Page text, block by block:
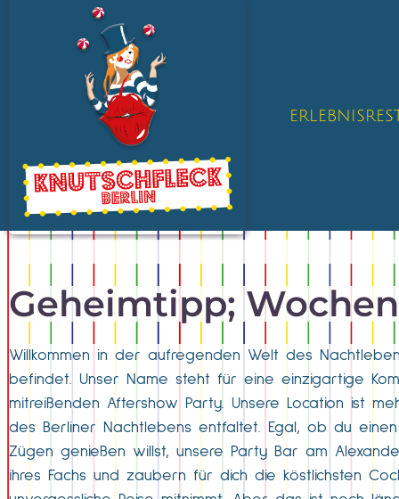
Geheimtipp;
Willkommen in der aufregenden Welt des
befindet. Unser Name steht für eine einzigartige
mitreißenden Aftershow Party. Unsere Location ist
des Berliner Nachtlebens entfaltet. Egal, ob du
Zügen genießen willst, unsere Party Bar am
ihres Fachs und zaubern für dich die köstlichsten